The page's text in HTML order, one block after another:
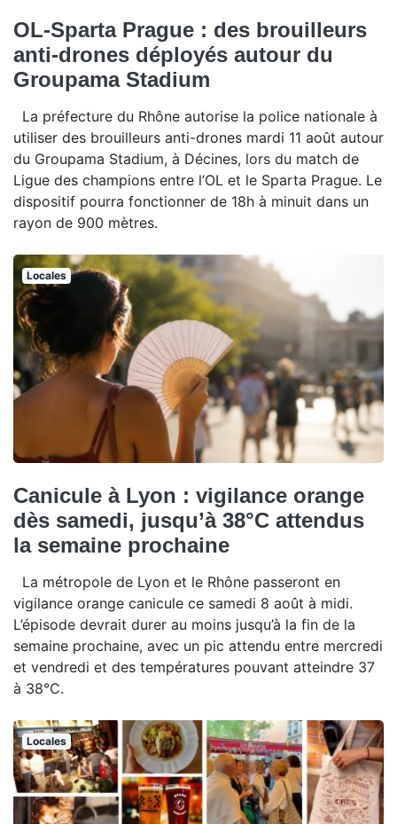
OL-Sparta Prague : des brouilleurs
anti-drones déployés autour du
Groupama Stadium
La préfecture du Rhône autorise la police nationale à
utiliser des brouilleurs anti-drones mardi 11 août autour
du Groupama Stadium, à Décines, lors du match de
Ligue des champions entre l’OL et le Sparta Prague. Le
dispositif pourra fonctionner de 18h à minuit dans un
rayon de 900 mètres.
Locales
Canicule à Lyon : vigilance orange
dès samedi, jusqu’à 38°C attendus
la semaine prochaine
La métropole de Lyon et le Rhône passeront en
vigilance orange canicule ce samedi 8 août à midi.
L’épisode devrait durer au moins jusqu’à la fin de la
semaine prochaine, avec un pic attendu entre mercredi
et vendredi et des températures pouvant atteindre 37
à 38°C.
Locales